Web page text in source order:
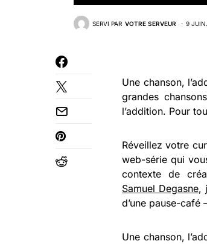
SERVI PAR VOTRE SERVEUR 9
Une chanson,
grandes
l’addition. Pour
Réveillez votre
web-série qui
contexte de
Samuel Degasne,
d’une pause-café
Une chanson,